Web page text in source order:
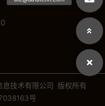
技术有限公司 版权所有
号